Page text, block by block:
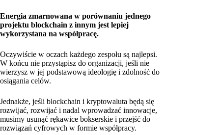
Energia zmarnowana w porównaniu jednego
projektu blockchain z innym jest lepiej
wykorzystana na współpracę.
Oczywiście w oczach każdego zespołu są najlepsi.
W końcu nie przystąpisz do organizacji, jeśli nie
wierzysz w jej podstawową ideologię i zdolność do
osiągania celów.
Jednakże, jeśli blockchain i kryptowaluta będą się
rozwijać, rozwijać i nadal wprowadzać innowacje,
musimy usunąć rękawice bokserskie i przejść do
rozwiązań cyfrowych w formie współpracy.